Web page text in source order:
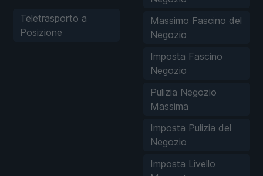
Teletrasporto a
Posizione
Massimo Fascino del
Negozio
Imposta Fascino
Negozio
Pulizia Negozio
Massima
Imposta Pulizia del
Negozio
Imposta Livello